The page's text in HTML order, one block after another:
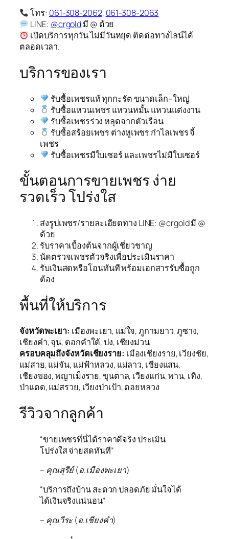
โทร: 061-308-2062, 061-308-2063
LINE: @crgoldมี @ ด้วย
เปิดบริการทุกวัน ไม่มีวันหยุด ติดต่อทางไลน์ได้
ตลอดเวลา.
บริการของเรา
รับซื้อเพชรแท้ ทุกกะรัต ขนาดเล็ก–ใหญ่
รับซื้อแหวนเพชร แหวนหมั้น แหวนแต่งงาน
รับซื้อเพชรร่วง หลุดจากตัวเรือน
รับซื้อสร้อยเพชร ต่างหูเพชร กำไลเพชร จี้
เพชร
รับซื้อเพชรมีใบเซอร์ และเพชรไม่มีใบเซอร์
ขั้นตอนการขายเพชร ง่าย
รวดเร็ว โปร่งใส
ส่งรูปเพชร/รายละเอียดทาง LINE: @crgold มี @
ด้วย
รับราคาเบื้องต้นจากผู้เชี่ยวชาญ
นัดตรวจเพชรตัวจริงเพื่อประเมินราคา
รับเงินสดหรือโอนทันที พร้อมเอกสารรับซื้อถูก
ต้อง
พื้นที่ให้บริการ
จังหวัดพะเยา: เมืองพะเยา, แม่ใจ, ภูกามยาว, ภูซาง,
เชียงคำ, จุน, ดอกคำใต้, ปง, เชียงม่วน
ครอบคลุมถึงจังหวัดเชียงราย: เมืองเชียงราย, เวียงชัย,
แม่สาย, แม่จัน, แม่ฟ้าหลวง, แม่ลาว, เชียงแสน,
เชียงของ, พญาเม็งราย, ขุนตาล, เวียงแก่น, พาน, เทิง,
ป่าแดด, แม่สรวย, เวียงป่าเป้า, ดอยหลวง
รีวิวจากลูกค้า
“ขายเพชรที่นี่ได้ราคาดีจริง ประเมิน
โปร่งใส จ่ายสดทันที”
– คุณสุรีย์ (อ.เมืองพะเยา)
“บริการถึงบ้าน สะดวก ปลอดภัย มั่นใจได้
ได้เงินจริงแน่นอน”
– คุณวีระ (อ.เชียงคำ)